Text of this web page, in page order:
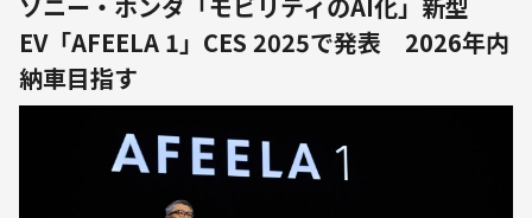
EV「AFEELA 1」CES 2025で発表 2026年内
納車目指す